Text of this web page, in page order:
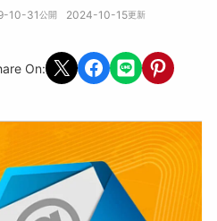
10-31公開 2024-10-15更新
On: Share on X Share on Facebook
Share on LINEShare on